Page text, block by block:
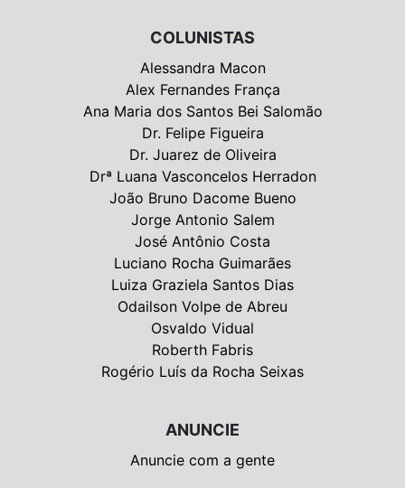
COLUNISTAS
Alessandra Macon
Alex Fernandes França
Ana Maria dos Santos Bei Salomão
Dr. Felipe Figueira
Dr. Juarez de Oliveira
Drª Luana Vasconcelos Herradon
João Bruno Dacome Bueno
Jorge Antonio Salem
José Antônio Costa
Luciano Rocha Guimarães
Luiza Graziela Santos Dias
Odailson Volpe de Abreu
Osvaldo Vidual
Roberth Fabris
Rogério Luís da Rocha Seixas
ANUNCIE
Anuncie com a gente